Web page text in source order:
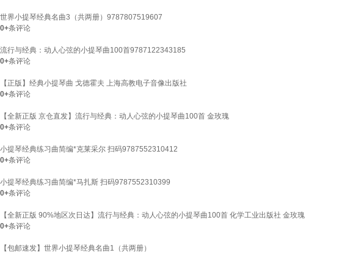
世界小提琴经典名曲3（共两册）9787807519607
0+条评论
流行与经典：动人心弦的小提琴曲100首9787122343185
0+条评论
【正版】经典小提琴曲 戈德霍夫 上海高教电子音像出版社
0+条评论
【全新正版 京仓直发】流行与经典：动人心弦的小提琴曲100首 金玫瑰
0+条评论
小提琴经典练习曲简编*克莱采尔 扫码9787552310412
0+条评论
小提琴经典练习曲简编*马扎斯 扫码9787552310399
0+条评论
【全新正版 90%地区次日达】流行与经典：动人心弦的小提琴曲100首 化学工业出版社 金玫瑰
0+条评论
【包邮速发】世界小提琴经典名曲1（共两册）